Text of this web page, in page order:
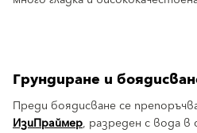
Грундиране и
Преди боядисване се
ИзиПраймер, разреден с вода